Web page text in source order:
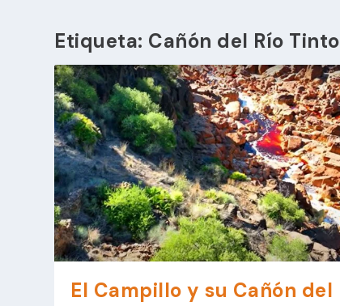
Etiqueta: Cañón del Río Tinto
El Campillo y su Cañón del